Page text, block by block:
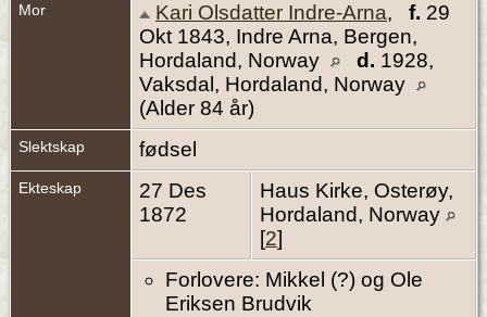
Mor Kari Olsdatter Indre-Arna, f. 29
Okt 1843, Indre Arna, Bergen,
Hordaland, Norway
d. 1928,
Vaksdal, Hordaland, Norway
(Alder 84 år)
Slektskap fødsel
Ekteskap
27 Des
1872
Haus Kirke, Osterøy,
Hordaland, Norway
[2]
Forlovere: Mikkel (?) og Ole
Eriksen Brudvik